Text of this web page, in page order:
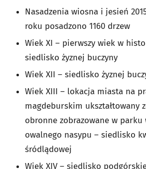
Nasadzenia wiosna i jesień
roku posadzono 1160 drzew
Wiek XI – pierwszy wiek w
siedlisko żyznej buczyny
Wiek XII – siedlisko żyznej
Wiek XIII – lokacja miasta na
magdeburskim ukształtowany
obronne zobrazowane w
owalnego nasypu – siedlisko
śródlądowej
Wiek XIV – siedlisko